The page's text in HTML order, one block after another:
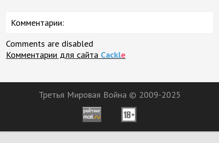
Комментарии:
Comments are disabled
Комментарии для сайта Cackle
Третья Мировая Война © 2009-2025